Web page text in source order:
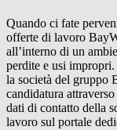
Quando ci fate
offerte di lavoro
all’interno di un
perdite e usi
la società del gruppo
candidatura
dati di contatto della
lavoro sul portale